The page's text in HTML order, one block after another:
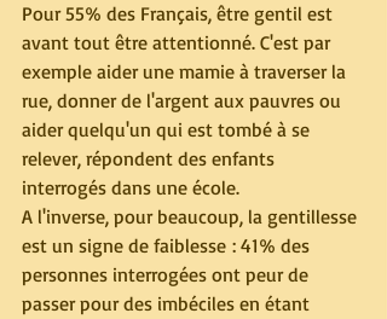
Pour 55% des Français, être gentil est
avant tout être attentionné. C'est par
exemple aider une mamie à traverser la
rue, donner de l'argent aux pauvres ou
aider quelqu'un qui est tombé à se
relever, répondent des enfants
interrogés dans une école.
A l'inverse, pour beaucoup, la gentillesse
est un signe de faiblesse : 41% des
personnes interrogées ont peur de
passer pour des imbéciles en étant